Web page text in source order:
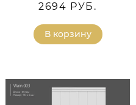
2694 РУБ.
В корзину